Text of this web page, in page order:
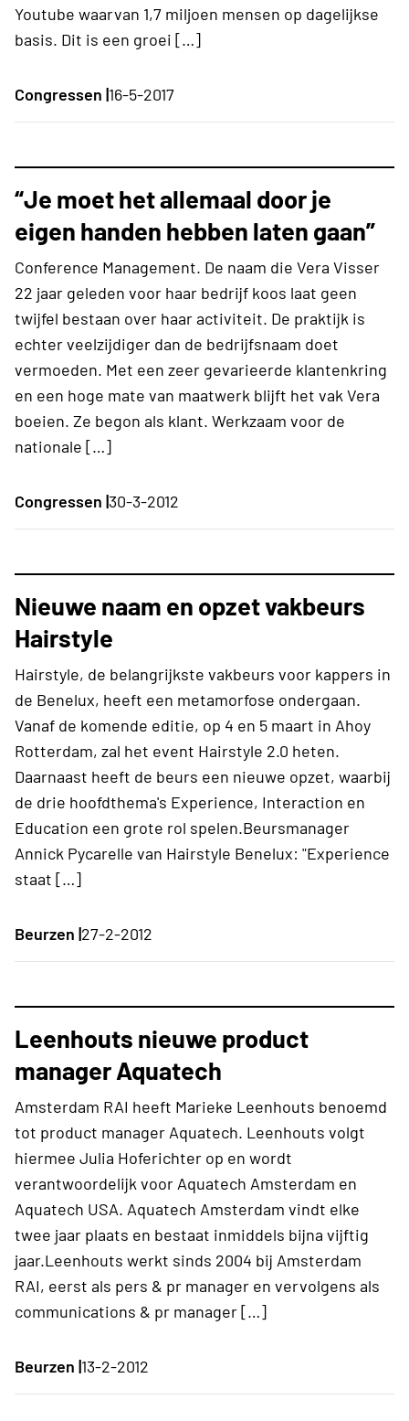
Youtube waarvan 1,7 miljoen mensen op dagelijkse
basis. Dit is een groei […]
Congressen |16-5-2017
“Je moet het allemaal door je
eigen handen hebben laten gaan”
Conference Management. De naam die Vera Visser
22 jaar geleden voor haar bedrijf koos laat geen
twijfel bestaan over haar activiteit. De praktijk is
echter veelzijdiger dan de bedrijfsnaam doet
vermoeden. Met een zeer gevarieerde klantenkring
en een hoge mate van maatwerk blijft het vak Vera
boeien. Ze begon als klant. Werkzaam voor de
nationale […]
Congressen |30-3-2012
Nieuwe naam en opzet vakbeurs
Hairstyle
Hairstyle, de belangrijkste vakbeurs voor kappers in
de Benelux, heeft een metamorfose ondergaan.
Vanaf de komende editie, op 4 en 5 maart in Ahoy
Rotterdam, zal het event Hairstyle 2.0 heten.
Daarnaast heeft de beurs een nieuwe opzet, waarbij
de drie hoofdthema's Experience, Interaction en
Education een grote rol spelen.Beursmanager
Annick Pycarelle van Hairstyle Benelux: "Experience
staat […]
Beurzen |27-2-2012
Leenhouts nieuwe product
manager Aquatech
Amsterdam RAI heeft Marieke Leenhouts benoemd
tot product manager Aquatech. Leenhouts volgt
hiermee Julia Hoferichter op en wordt
verantwoordelijk voor Aquatech Amsterdam en
Aquatech USA. Aquatech Amsterdam vindt elke
twee jaar plaats en bestaat inmiddels bijna vijftig
jaar.Leenhouts werkt sinds 2004 bij Amsterdam
RAI, eerst als pers & pr manager en vervolgens als
communications & pr manager […]
Beurzen |13-2-2012